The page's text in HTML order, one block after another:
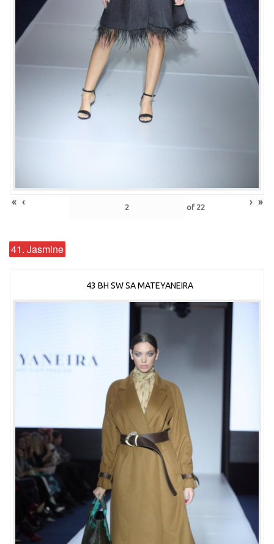
« ‹ of 22 › »
41. Jasmine
43 BH SW SA MATEYANEIRA